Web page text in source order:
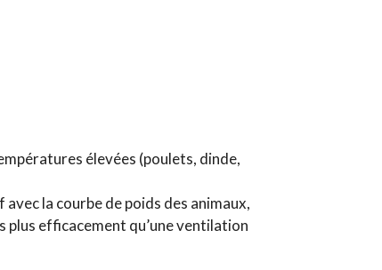
élevées (poulets, dinde,
la courbe de poids des animaux,
plus efficacement qu’une ventilation